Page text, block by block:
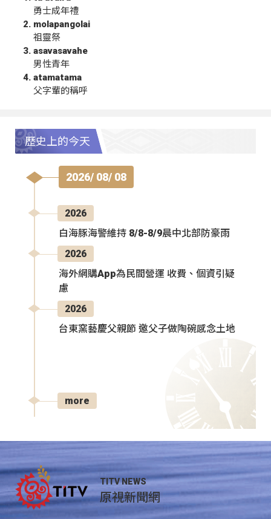
勇士成年禮
molapangolai
祖靈祭
asavasavahe
男性青年
atamatama
父字輩的稱呼
歷史上的今天
2026/ 08/ 08
2026
白海豚海警維持 8/8-8/9晨中北部防豪雨
2026
海外網購App為民間營運 收費、個資引疑
慮
2026
台東窯藝慶父親節 邀父子做陶碗感念土地
more
TITV NEWS
原視新聞網